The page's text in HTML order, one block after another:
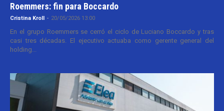
Roemmers: fin para Boccardo
Cristina Kroll - 20/05/2026 13:00
En el grupo Roemmers se cerró el ciclo de Luciano Boccardo y tras
casi tres décadas. El ejecutivo actuaba como gerente general del
holding...